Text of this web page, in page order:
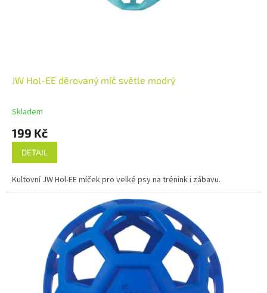
JW Hol-EE děrovaný míč světle modrý
Skladem
199 Kč
DETAIL
Kultovní JW Hol-EE míček pro velké psy na trénink i zábavu.